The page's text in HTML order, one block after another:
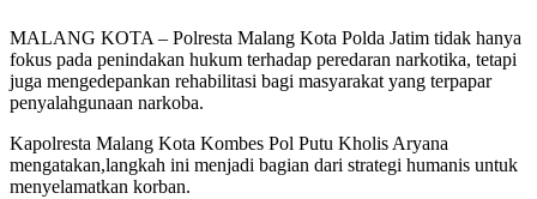
MALANG KOTA – Polresta Malang Kota Polda Jatim tidak hanya
fokus pada penindakan hukum terhadap peredaran narkotika, tetapi
juga mengedepankan rehabilitasi bagi masyarakat yang terpapar
penyalahgunaan narkoba.
Kapolresta Malang Kota Kombes Pol Putu Kholis Aryana
mengatakan,langkah ini menjadi bagian dari strategi humanis untuk
menyelamatkan korban.